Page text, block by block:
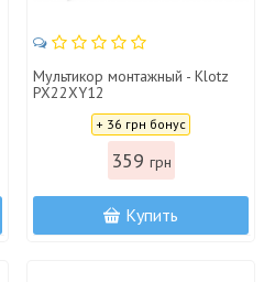
Мультикор монтажный - Klotz
PX22XY12
+ 36 грн бонус
359 грн
Купить